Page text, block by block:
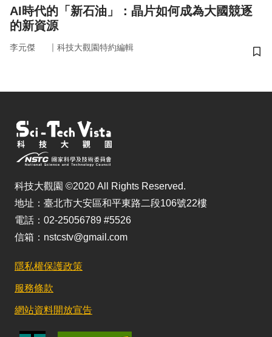
AI時代的「新石油」：晶片如何成為大國競逐
的新資源
李元傑 ｜ 科技大觀園特約編輯
儲
科技大觀園 ©2020 All Rights Reserved.
地址：臺北市大安區和平東路二段106號22樓
電話：02-25056789 #5526
信箱：nstcstv@gmail.com
隱私權保護政策
服務條款
網站資料開放宣告